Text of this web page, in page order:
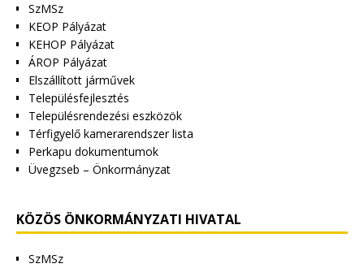
SzMSz
KEOP Pályázat
KEHOP Pályázat
ÁROP Pályázat
Elszállított járművek
Településfejlesztés
Településrendezési eszközök
Térfigyelő kamerarendszer lista
Perkapu dokumentumok
Üvegzseb – Önkormányzat
KÖZÖS ÖNKORMÁNYZATI HIVATAL
SzMSz